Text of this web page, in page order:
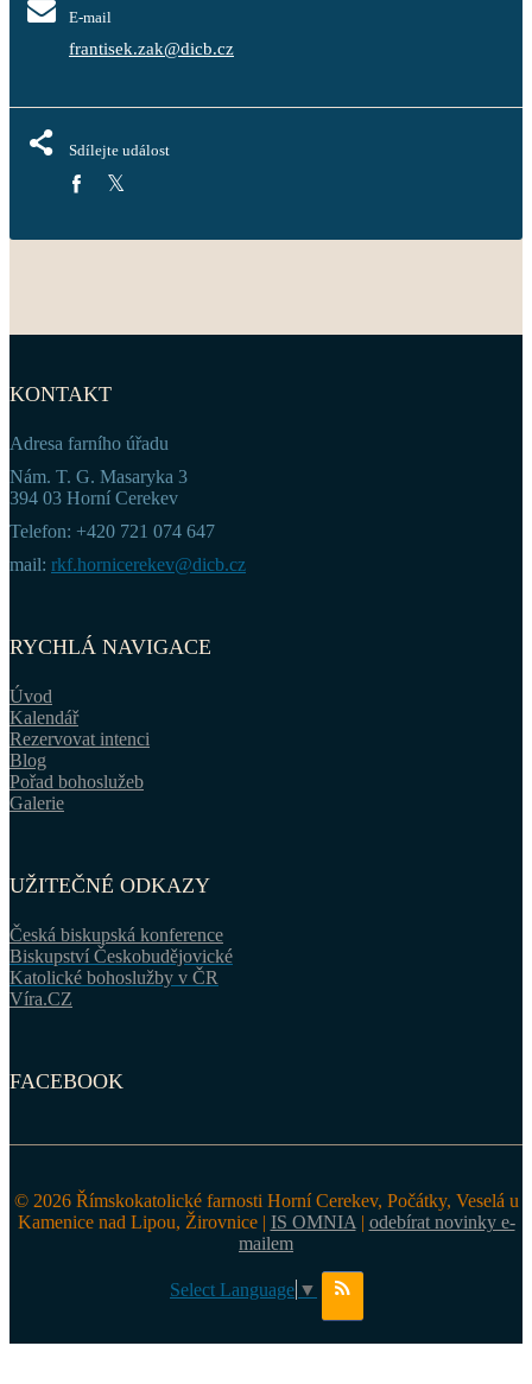
E-mail
frantisek.zak@dicb.cz
Sdílejte událost
KONTAKT
Adresa farního úřadu
Nám. T. G. Masaryka 3
394 03 Horní Cerekev
Telefon: +420 721 074 647
mail: rkf.hornicerekev@dicb.cz
RYCHLÁ NAVIGACE
Úvod
Kalendář
Rezervovat intenci
Blog
Pořad bohoslužeb
Galerie
UŽITEČNÉ ODKAZY
Česká biskupská konference
Biskupství Českobudějovické
Katolické bohoslužby v ČR
Víra.CZ
FACEBOOK
© 2026 Římskokatolické farnosti Horní Cerekev, Počátky, Veselá u
Kamenice nad Lipou, Žirovnice | IS OMNIA | odebírat novinky e-
mailem
Select Language ▼